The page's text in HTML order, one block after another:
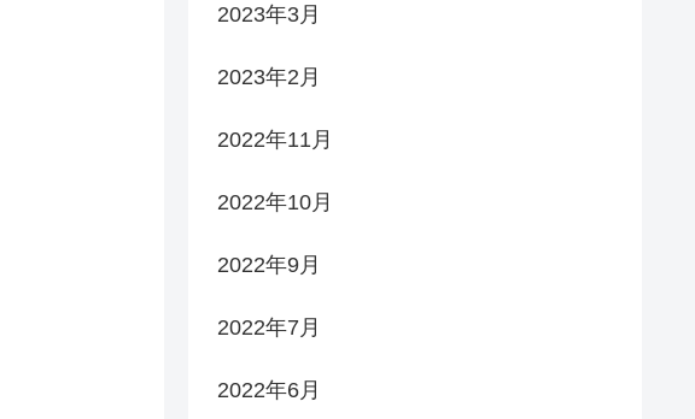
2023年3月
2023年2月
2022年11月
2022年10月
2022年9月
2022年7月
2022年6月